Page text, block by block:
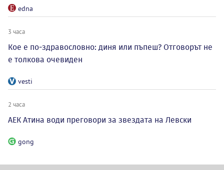
edna
3 часа
Кое е по-здравословно: диня или пъпеш? Отговорът не
е толкова очевиден
vesti
2 часа
АЕК Атина води преговори за звездата на Левски
gong